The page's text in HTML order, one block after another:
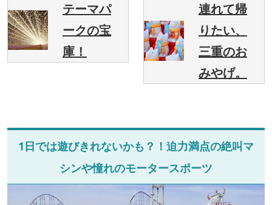
テーマパ
ークの宝
庫！
連れて帰
りたい、
三重のお
みやげ。
1日では遊びきれないかも？！迫力満点の絶叫マ
シンや憧れのモータースポーツ